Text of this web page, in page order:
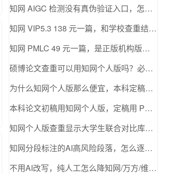
知网 AIGC 检测没有真伪验证入口，怎么判断是不是正版？
知网 VIP5.3 138 元一篇，和学校查重结果一致吗？
知网 PMLC 49 元一篇，是正版机构版吗？准不准？
硕博论文查重可以用知网个人版吗？必须 VIP5.3 吗？
为什么知网个人版那么便宜，本科定稿却要用 PMLC？
本科论文初稿用知网个人版，定稿用 PMLC，这个方案靠谱吗？
知网个人版查重显示大学生联合对比库，结果和 PMLC 一样吗？
知网分段标注的AI高风险段落，怎么逐个优化降率
不用AI改写，纯人工怎么降知网/万方/维普AI率（高效不费时间）